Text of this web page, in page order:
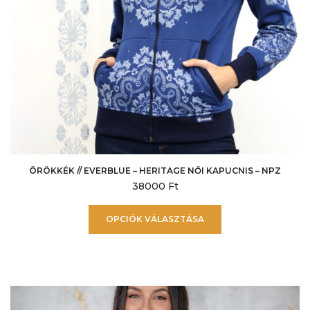
ÖRÖKKÉK // EVERBLUE – HERITAGE NŐI KAPUCNIS – NPZ
38000 Ft
OPCIÓK VÁLASZTÁSA